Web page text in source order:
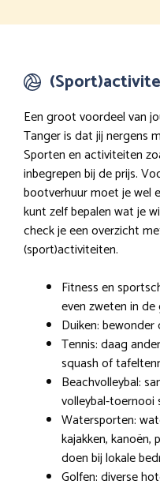
Een groot voordeel van
Tanger is dat jij nergens
Sporten en activiteiten
inbegrepen bij de prijs.
bootverhuur moet je wel
kunt zelf bepalen wat je
check je een overzicht
(sport)activiteiten.
Fitness en
even zweten in de
Duiken:
Tennis: daag
squash of
Beachvolleybal:
volleybal-toernooi
Watersporten:
kajakken, kanoën,
doen bij lokale
Golfen: diverse